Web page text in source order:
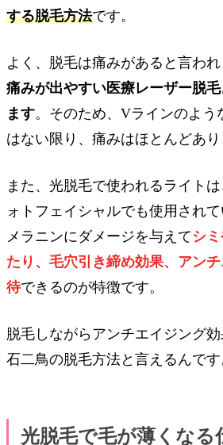
する脱毛方法です。
よく、脱毛は痛みがあると言われ
痛みが出やすい医療レーザー脱
ます。そのため、Vラインのよう
はない限り、痛みはほとんどあり
また、光脱毛で使われるライト
ォトフェイシャルでも使用されて
メラニンにダメージを与えて シ
たり、毛穴引き締め効果、アン
待できるのが特徴です。
脱毛しながらアンチエイジング
石二鳥の脱毛方法と言えるんです
光脱毛で毛が薄くなる